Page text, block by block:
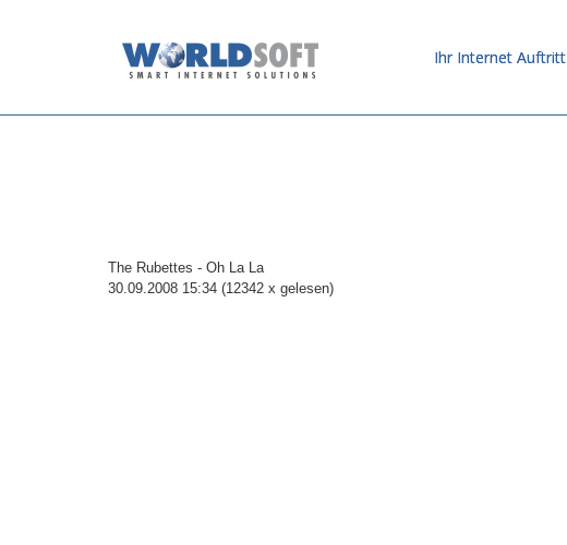
Ihr Internet Auftritt
The Rubettes - Oh La La
30.09.2008 15:34 (12342 x gelesen)